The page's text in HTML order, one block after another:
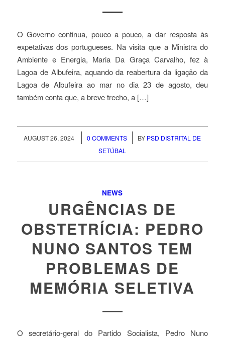
O Governo continua, pouco a pouco, a dar resposta às
expetativas dos portugueses. Na visita que a Ministra do
Ambiente e Energia, Maria Da Graça Carvalho, fez à
Lagoa de Albufeira, aquando da reabertura da ligação da
Lagoa de Albufeira ao mar no dia 23 de agosto, deu
também conta que, a breve trecho, a […]
AUGUST 26, 2024
/ 0 COMMENTS
/ BY PSD DISTRITAL DE
SETÚBAL
NEWS
URGÊNCIAS DE
OBSTETRÍCIA: PEDRO
NUNO SANTOS TEM
PROBLEMAS DE
MEMÓRIA SELETIVA
O secretário-geral do Partido Socialista, Pedro Nuno